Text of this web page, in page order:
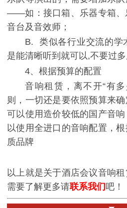
——如：接口箱、乐器专箱、
音台及音效师；
B. 类似各行业交流的学
是能清晰听到就可以,不要过多
4、根据预算的配置
音响租赁，离不开“有
则，一切还是要依照预算来
可以使用造价较低的国产音
以使用全进口的音响配置，
质品牌
以上就是关于酒店会议音响
需要了解更多请联系我们吧！